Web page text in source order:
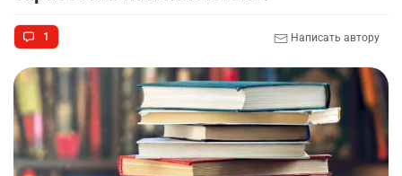
1 Написать автору